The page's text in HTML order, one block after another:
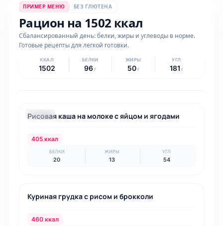
ПРИМЕР МЕНЮ БЕЗ ГЛЮТЕНА
Рацион на 1502 ккал
Сбалансированный день: белки, жиры и углеводы в норме.
Готовые рецепты для легкой готовки.
ККАЛ
1502
БЕЛКИ
96г
ЖИРЫ
50г
УГЛ
181 г
ЗАВТРАК
Рисовая каша на молоке с яйцом и ягодами
405 ккал
БЕЛКИ
20
ЖИРЫ
13
УГЛ
54
Куриная грудка с рисом и брокколи
460 ккал